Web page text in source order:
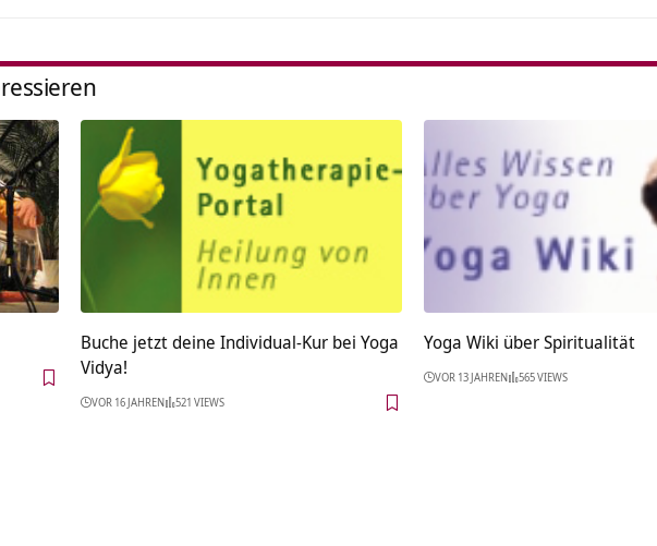
Buche jetzt deine Individual-Kur bei Yoga
Vidya!
VOR 16 JAHREN 521 VIEWS
Yoga Wiki über Spiritualität
VOR 13 JAHREN 565 VIEWS